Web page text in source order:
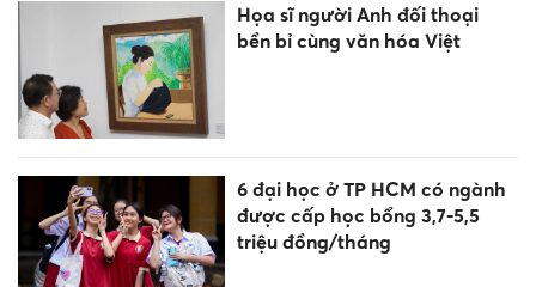
Họa sĩ người Anh đối thoại
bền bỉ cùng văn hóa Việt
6 đại học ở TP HCM có ngành
được cấp học bổng 3,7-5,5
triệu đồng/tháng